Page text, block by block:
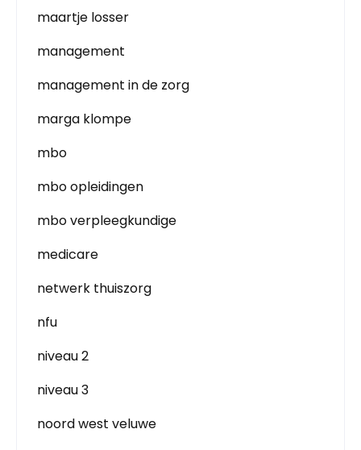
maartje losser
management
management in de zorg
marga klompe
mbo
mbo opleidingen
mbo verpleegkundige
medicare
netwerk thuiszorg
nfu
niveau 2
niveau 3
noord west veluwe